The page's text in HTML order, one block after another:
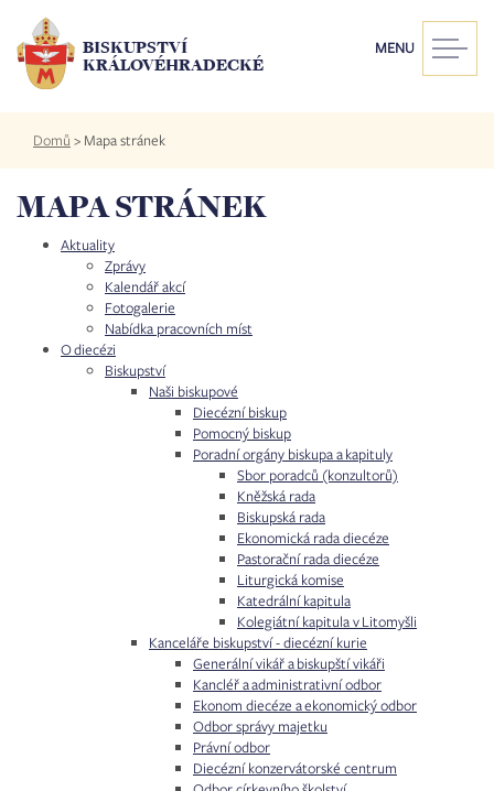
hlavnímu
obsahu
BISKUPSTVÍ
KRÁLOVÉHRADECKÉ
MENU
Drobečková
navigace
Domů > Mapa stránek
MAPA STRÁNEK
Aktuality
Zprávy
Kalendář akcí
Fotogalerie
Nabídka pracovních míst
O diecézi
Biskupství
Naši biskupové
Diecézní biskup
Pomocný biskup
Poradní orgány biskupa a kapituly
Sbor poradců (konzultorů)
Kněžská rada
Biskupská rada
Ekonomická rada diecéze
Pastorační rada diecéze
Liturgická komise
Katedrální kapitula
Kolegiátní kapitula v Litomyšli
Kanceláře biskupství - diecézní kurie
Generální vikář a biskupští vikáři
Kancléř a administrativní odbor
Ekonom diecéze a ekonomický odbor
Odbor správy majetku
Právní odbor
Diecézní konzervátorské centrum